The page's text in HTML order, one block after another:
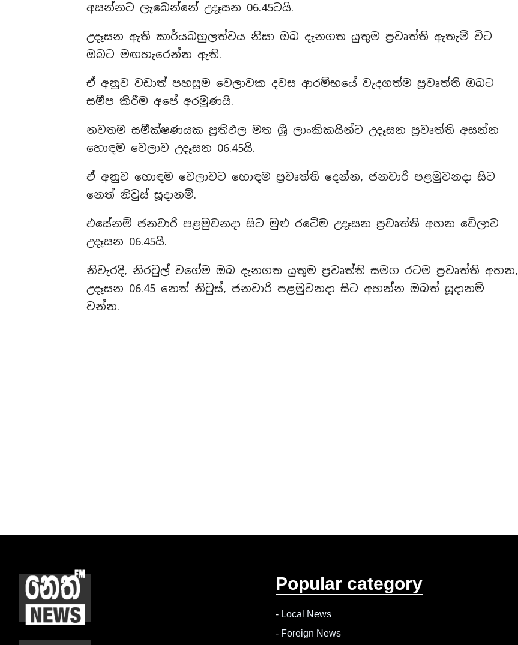
අසන්නට ලැබෙන්නේ උදෑසන 06.45ටයි.
උදෑසන ඇති කාර්යබහුලත්වය නිසා ඔබ දැනගත යුතුම ප්‍රවෘත්ති ඇතැම් විට
ඔබට මඟහැරෙන්න ඇති.
ඒ අනුව වඩාත් පහසුම වෙලාවක දවස ආරම්භයේ වැදගත්ම ප්‍රවෘත්ති ඔබට
සමීප කිරීම අපේ අරමුණයි.
නවතම සමීක්ෂණයක ප්‍රතිඵල මත ශ්‍රී ලාංකිකයින්ට උදෑසන ප්‍රවෘත්ති අසන්න
හොඳම වෙලාව උදෑසන 06.45යි.
ඒ අනුව හොඳම වෙලාවට හොඳම ප්‍රවෘත්ති දෙන්න, ජනවාරි පළමුවනදා සිට
නෙත් නිවුස් සූදානම්.
එසේනම් ජනවාරි පළමුවනදා සිට මුළු රටේම උදෑසන ප්‍රවෘත්ති අහන වේලාව
උදෑසන 06.45යි.
නිවැරදි, නිරවුල් වගේම ඔබ දැනගත යුතුම ප්‍රවෘත්ති සමග රටම ප්‍රවෘත්ති අහන,
උදෑසන 06.45 නෙත් නිවුස්, ජනවාරි පළමුවනදා සිට අහන්න ඔබත් සූදානම්
වන්න.
Popular category
- Local News
- Foreign News